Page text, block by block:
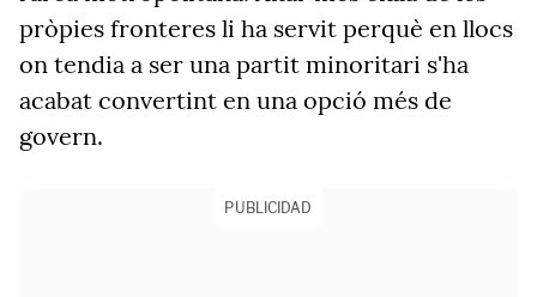
pròpies fronteres li ha servit perquè en llocs
on tendia a ser una partit minoritari s'ha
acabat convertint en una opció més de
govern.
PUBLICIDAD